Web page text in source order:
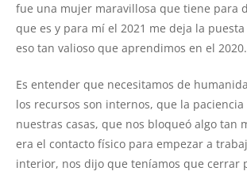
fue una mujer maravillosa que tiene para
que es y para mí el 2021 me deja la
eso tan valioso que aprendimos en el 2020.
Es entender que necesitamos de
los recursos son internos, que la
nuestras casas, que nos bloqueó algo tan
era el contacto físico para empezar a
interior, nos dijo que teníamos que cerrar